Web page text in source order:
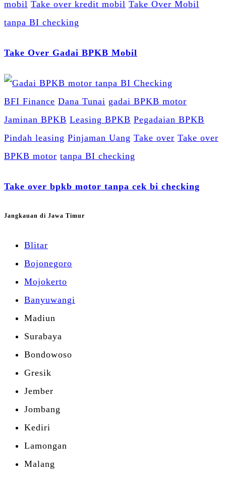
mobil Take over kredit mobil Take Over Mobil
tanpa BI checking
Take Over Gadai BPKB Mobil
BFI Finance Dana Tunai gadai BPKB motor
Jaminan BPKB Leasing BPKB Pegadaian BPKB
Pindah leasing Pinjaman Uang Take over Take over
BPKB motor tanpa BI checking
Take over bpkb motor tanpa cek bi checking
Jangkauan di Jawa Timur
Blitar
Bojonegoro
Mojokerto
Banyuwangi
Madiun
Surabaya
Bondowoso
Gresik
Jember
Jombang
Kediri
Lamongan
Malang